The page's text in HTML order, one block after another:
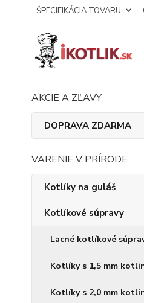
ŠPECIFIKÁCIA TOVARU
AKCIE A ZĽAVY
DOPRAVA ZDARMA
VARENIE V PRÍRODE
Kotlíky na guláš
Kotlíkové súpravy
Lacné kotlíkové
Kotlíky s 1,5 mm
Kotlíky s 2,0 mm